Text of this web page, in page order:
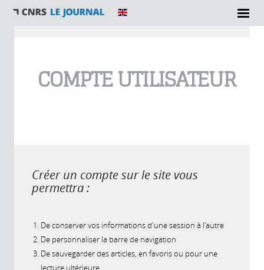
COMPTE UTILISATEUR
Créer un compte sur le site vous
permettra :
De conserver vos informations d'une session à l'autre
De personnaliser la barre de navigation
De sauvegarder des articles, en favoris ou pour une
lecture ultérieure